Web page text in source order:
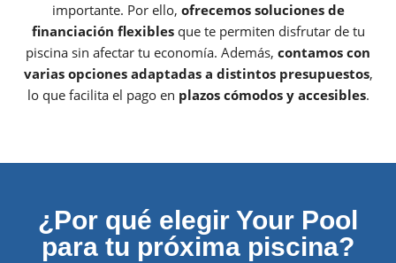
importante. Por ello, ofrecemos soluciones de
financiación flexiblesque te permiten disfrutar de tu
piscina sin afectar tu economía. Además, contamos con
varias opciones adaptadas a distintos presupuestos,
lo que facilita el pago en plazos cómodos y accesibles.
¿Por qué elegir Your Pool
para tu próxima piscina?